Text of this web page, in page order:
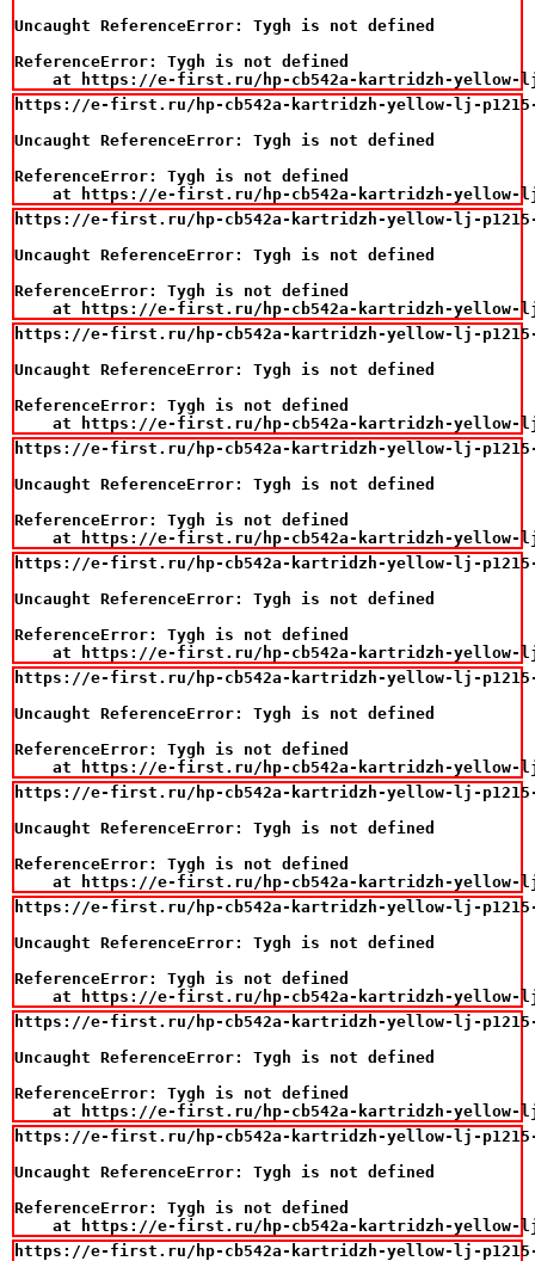
Uncaught ReferenceError: Tygh is not defined
ReferenceError: Tygh is not defined
at https://e-first.ru/hp-cb542a-kartridzh-yellow-
https://e-first.ru/hp-cb542a-kartridzh-yellow-lj-p1215-
Uncaught ReferenceError: Tygh is not defined
ReferenceError: Tygh is not defined
at https://e-first.ru/hp-cb542a-kartridzh-yellow-
https://e-first.ru/hp-cb542a-kartridzh-yellow-lj-p1215-
Uncaught ReferenceError: Tygh is not defined
ReferenceError: Tygh is not defined
at https://e-first.ru/hp-cb542a-kartridzh-yellow-
https://e-first.ru/hp-cb542a-kartridzh-yellow-lj-p1215-
Uncaught ReferenceError: Tygh is not defined
ReferenceError: Tygh is not defined
at https://e-first.ru/hp-cb542a-kartridzh-yellow-
https://e-first.ru/hp-cb542a-kartridzh-yellow-lj-p1215-
Uncaught ReferenceError: Tygh is not defined
ReferenceError: Tygh is not defined
at https://e-first.ru/hp-cb542a-kartridzh-yellow-
https://e-first.ru/hp-cb542a-kartridzh-yellow-lj-p1215-
Uncaught ReferenceError: Tygh is not defined
ReferenceError: Tygh is not defined
at https://e-first.ru/hp-cb542a-kartridzh-yellow-
https://e-first.ru/hp-cb542a-kartridzh-yellow-lj-p1215-
Uncaught ReferenceError: Tygh is not defined
ReferenceError: Tygh is not defined
at https://e-first.ru/hp-cb542a-kartridzh-yellow-
https://e-first.ru/hp-cb542a-kartridzh-yellow-lj-p1215-
Uncaught ReferenceError: Tygh is not defined
ReferenceError: Tygh is not defined
at https://e-first.ru/hp-cb542a-kartridzh-yellow-
https://e-first.ru/hp-cb542a-kartridzh-yellow-lj-p1215-
Uncaught ReferenceError: Tygh is not defined
ReferenceError: Tygh is not defined
at https://e-first.ru/hp-cb542a-kartridzh-yellow-
https://e-first.ru/hp-cb542a-kartridzh-yellow-lj-p1215-
Uncaught ReferenceError: Tygh is not defined
ReferenceError: Tygh is not defined
at https://e-first.ru/hp-cb542a-kartridzh-yellow-
https://e-first.ru/hp-cb542a-kartridzh-yellow-lj-p1215-
Uncaught ReferenceError: Tygh is not defined
ReferenceError: Tygh is not defined
at https://e-first.ru/hp-cb542a-kartridzh-yellow-
https://e-first.ru/hp-cb542a-kartridzh-yellow-lj-p1215-